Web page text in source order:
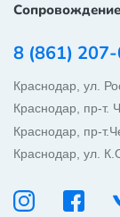
8 (861)
Краснодар, ул.
Краснодар, пр-т.
Краснодар, пр-
Краснодар, ул.